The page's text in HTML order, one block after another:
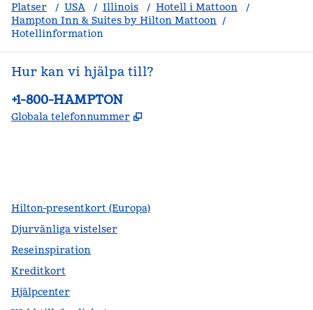
Platser / USA / Illinois / Hotell i Mattoon
/
Hampton Inn & Suites by Hilton Mattoon /
Hotellinformation
Hur kan vi hjälpa till?
Telefon:
+1-800-HAMPTON
Globala telefonnummer ,
Hilton-presentkort (Europa)
Djurvänliga vistelser
Reseinspiration
Kreditkort
Hjälpcenter